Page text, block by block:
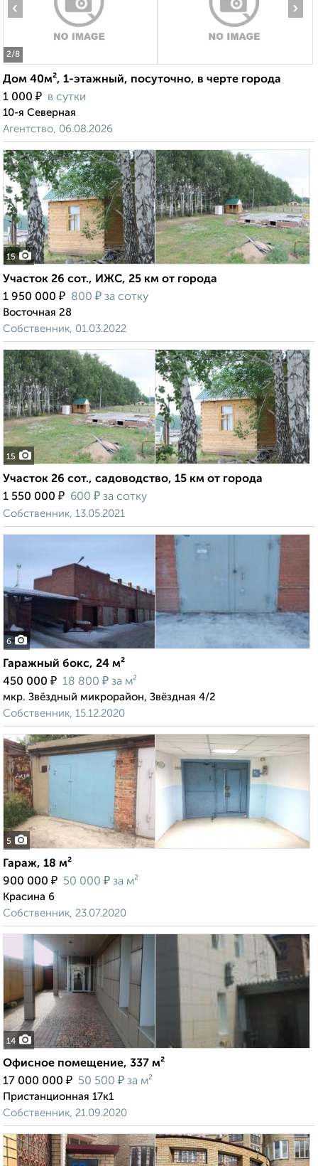
2/8
‹ ›
Дом 40м², 1-этажный, посуточно, в черте города
1 000 ₽ в сутки
10-я Северная
Агентство, 06.08.2026
15
Участок 26 сот., ИЖС, 25 км от города
1 950 000 ₽ 800 ₽ за сотку
Восточная 28
Собственник, 01.03.2022
15
Участок 26 сот., садоводство, 15 км от города
1 550 000 ₽ 600 ₽ за сотку
Собственник, 13.05.2021
6
Гаражный бокс, 24 м²
450 000 ₽ 18 800 ₽ за м²
мкр. Звёздный микрорайон, Звёздная 4/2
Собственник, 15.12.2020
5
Гараж, 18 м²
900 000 ₽ 50 000 ₽ за м²
Красина 6
Собственник, 23.07.2020
14
Офисное помещение, 337 м²
17 000 000 ₽ 50 500 ₽ за м²
Пристанционная 17к1
Собственник, 21.09.2020